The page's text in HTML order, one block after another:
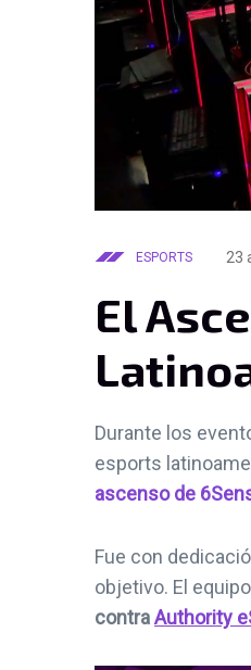
ESPORTS 23
El
Durante los
esports
ascenso de
Fue con
objetivo. El
contraAuthority